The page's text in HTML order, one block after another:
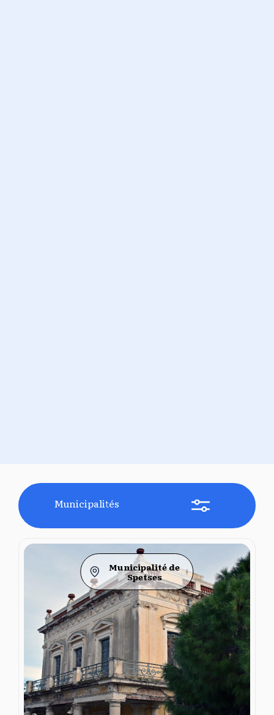
Municipalités
Municipalité de
Spetses